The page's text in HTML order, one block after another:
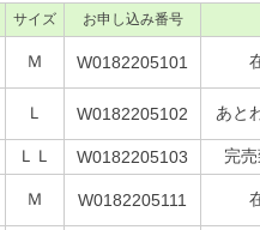
サイズ お申し込み番号
Ｍ W0182205101
Ｌ W0182205102 あと
ＬＬ W0182205103 完
Ｍ W0182205111